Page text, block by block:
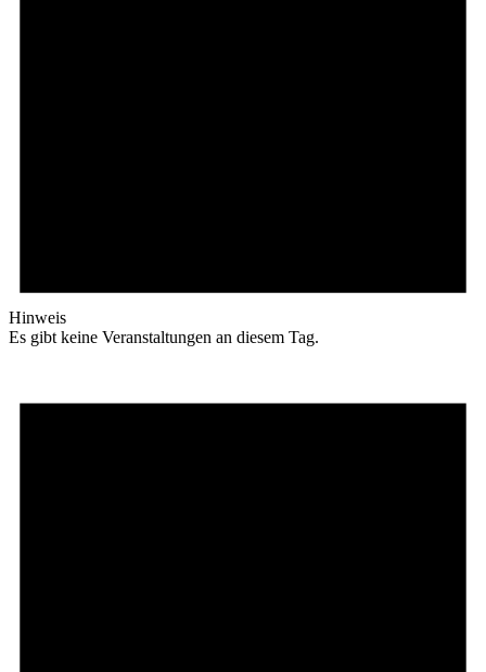
Hinweis
Es gibt keine Veranstaltungen an diesem Tag.